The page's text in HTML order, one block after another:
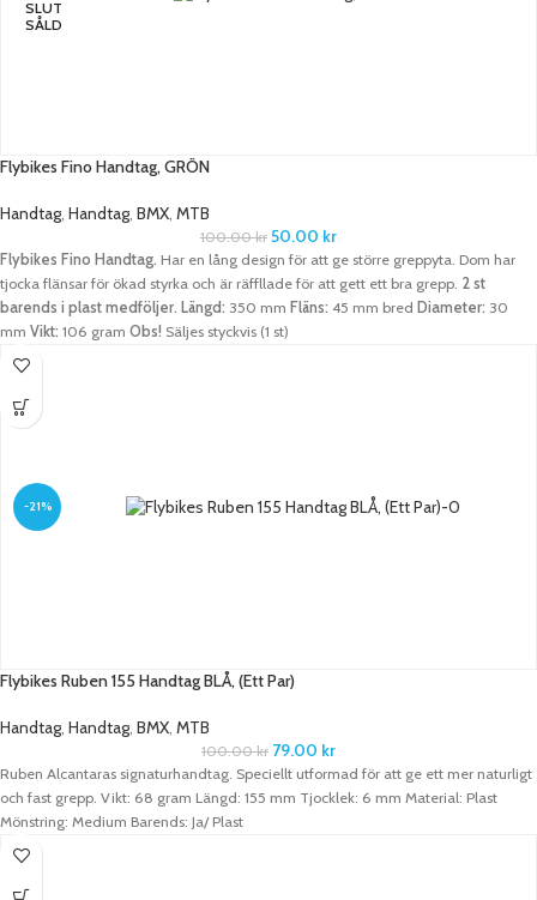
SLUT
SÅLD
Flybikes Fino Handtag, GRÖN
Handtag, Handtag, BMX, MTB
100.00kr 50.00 kr
Flybikes Fino Handtag. Har en lång design för att ge större greppyta. Dom har
tjocka flänsar för ökad styrka och är räffllade för att gett ett bra grepp. 2 st
barends i plast medföljer. Längd: 350 mm Fläns: 45 mm bred Diameter: 30
mm Vikt: 106 gram Obs! Säljes styckvis (1 st)
-21%
Flybikes Ruben 155 Handtag BLÅ, (Ett Par)
Handtag, Handtag, BMX, MTB
100.00kr 79.00 kr
Ruben Alcantaras signaturhandtag. Speciellt utformad för att ge ett mer naturligt
och fast grepp. Vikt: 68 gram Längd: 155 mm Tjocklek: 6 mm Material: Plast
Mönstring: Medium Barends: Ja/ Plast